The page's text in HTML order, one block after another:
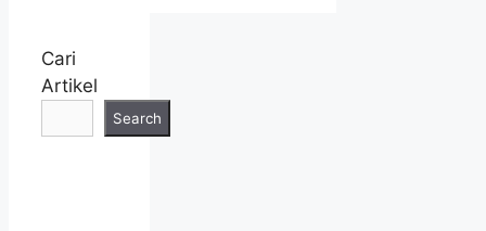
Cari
Artikel
Search